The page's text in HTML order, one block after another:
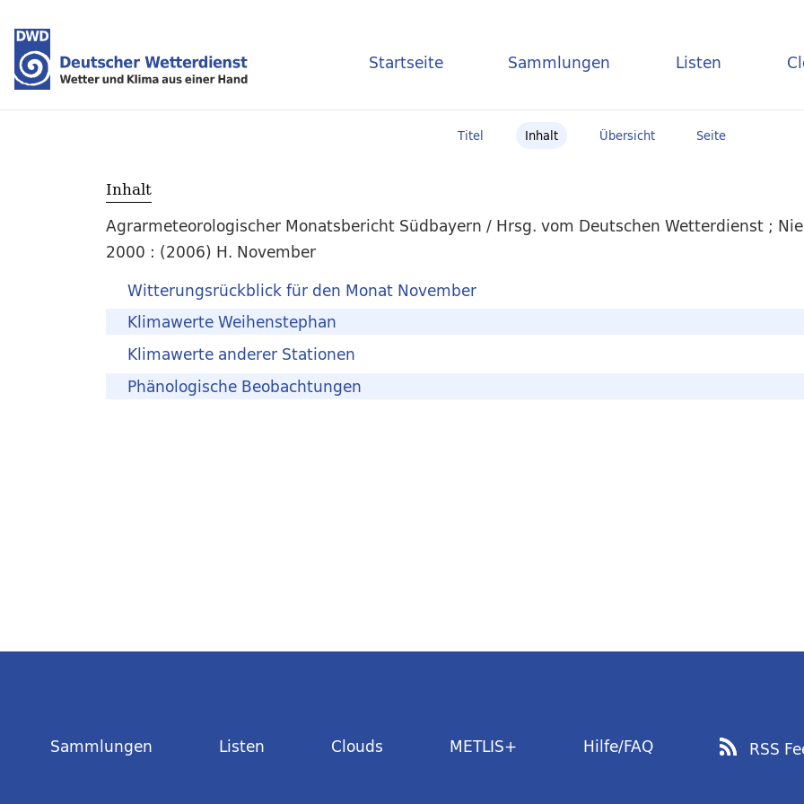
Startseite Sammlungen Listen
Titel Inhalt Übersicht Seite
Inhalt
Agrarmeteorologischer Monatsbericht Südbayern / Hrsg. vom Deutschen Wetterdienst ;
2000 : (2006) H. November
Witterungsrückblick für den Monat November
Klimawerte Weihenstephan
Klimawerte anderer Stationen
Phänologische Beobachtungen
Sammlungen Listen Clouds METLIS+ Hilfe/FAQ RSS